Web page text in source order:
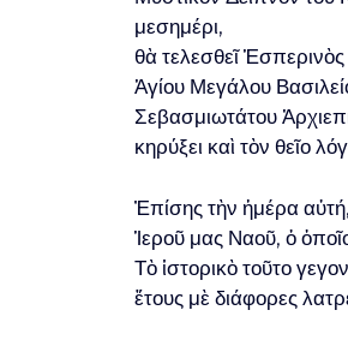
μεσημέρι,
θὰ τελεσθεῖ Ἑσπερινὸς
Ἁγίου Μεγάλου
Σεβασμιωτάτου
κηρύξει καὶ τὸν θεῖο
Ἐπίσης τὴν ἡμέρα
Ἱεροῦ μας Ναοῦ, ὁ
Τὸ ἱστορικὸ τοῦτο
ἔτους μὲ διάφορες